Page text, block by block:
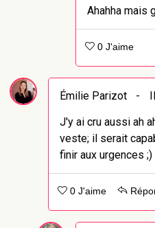
Ahahha mais
0 J'aime
Émilie Parizot -
J'y ai cru aussi ah
veste; il serait
finir aux urgences ;)
0 J'aime